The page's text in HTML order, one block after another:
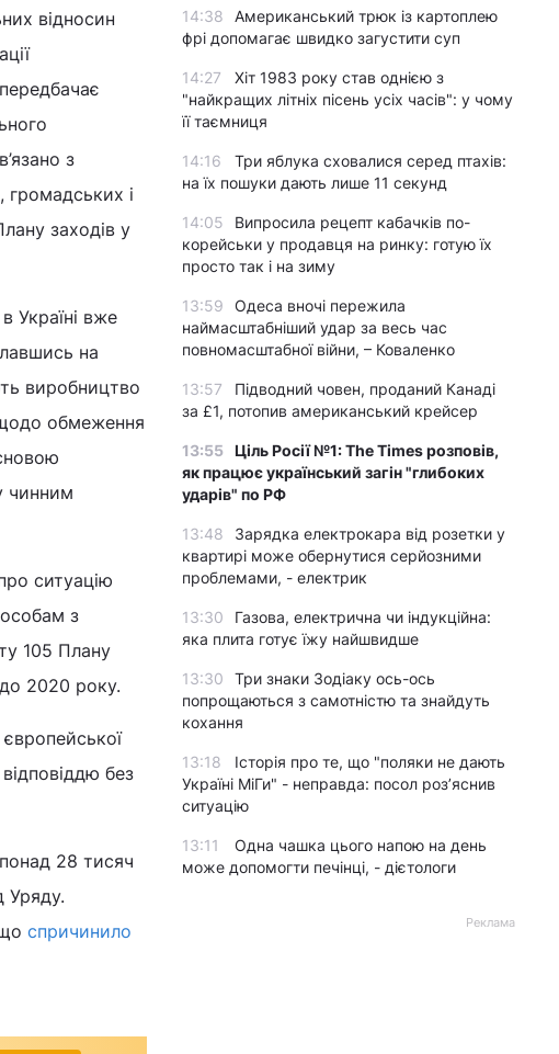
відносин
з
громадських і
заходів у
Україні вже
на
виробництво
щодо обмеження
чинним
ситуацію
з
105 Плану
до 2020 року.
без
понад 28 тисяч
Уряду.
спричинило
14:38
Американський трюк із картоплею
фрі допомагає швидко загустити суп
14:27
Хіт 1983 року став однією з
"найкращих літніх пісень усіх часів": у чому
її таємниця
14:16
Три яблука сховалися серед птахів:
на їх пошуки дають лише 11 секунд
14:05
Випросила рецепт кабачків по-
корейськи у продавця на ринку: готую їх
просто так і на зиму
13:59
Одеса вночі пережила
наймасштабніший удар за весь час
повномасштабної війни, – Коваленко
13:57
Підводний човен, проданий Канаді
за £1, потопив американський крейсер
13:55 Ціль Росії №1: The Times розповів,
як працює український загін "глибоких
ударів" по РФ
13:48
Зарядка електрокара від розетки у
квартирі може обернутися серйозними
проблемами, - електрик
13:30
Газова, електрична чи індукційна:
яка плита готує їжу найшвидше
13:30
Три знаки Зодіаку ось-ось
попрощаються з самотністю та знайдуть
кохання
13:18
Історія про те, що "поляки не дають
Україні МіГи" - неправда: посол роз’яснив
ситуацію
13:11
Одна чашка цього напою на день
може допомогти печінці, - дієтологи
Реклама